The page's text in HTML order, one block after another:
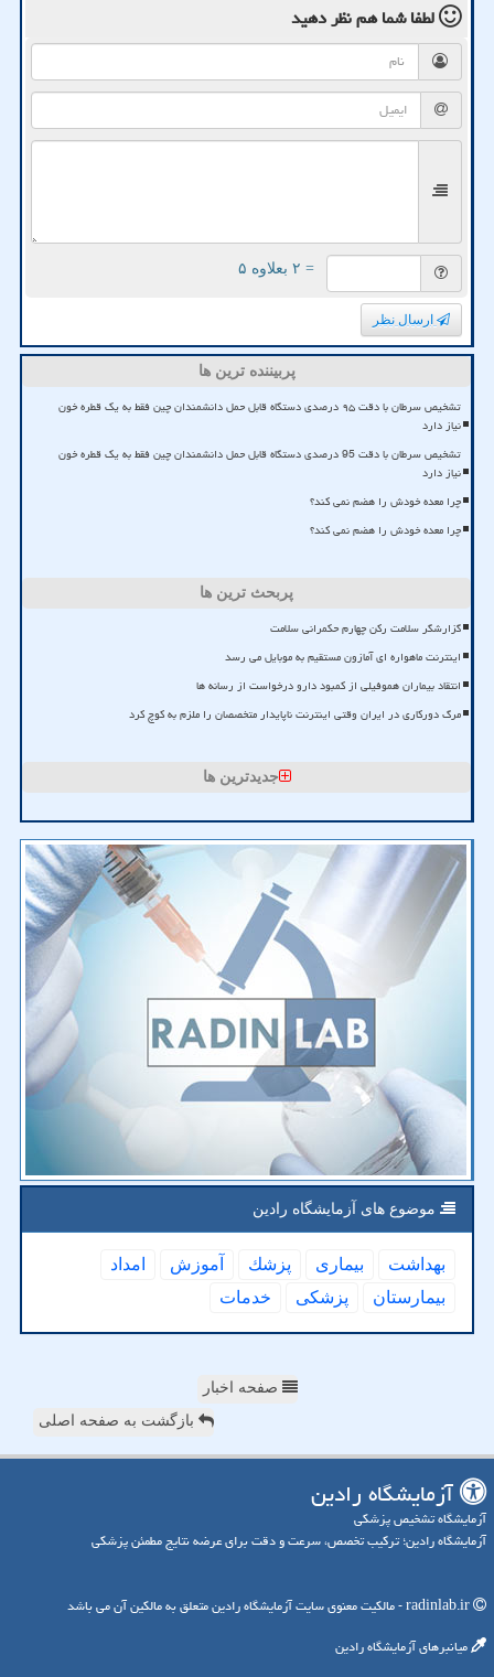
لطفا شما همنظر دهید
= ۲ بعلاوه ۵
ارسال نظر
پربیننده ترین ها
تشخیص سرطان با دقت ۹۵ درصدی دستگاه قابل حمل دانشمندان چین فقط به یک قطره خون
نیاز دارد
تشخیص سرطان با دقت 95 درصدی دستگاه قابل حمل دانشمندان چین فقط به یک قطره خون
نیاز دارد
چرا معده خودش را هضم نمی کند؟
چرا معده خودش را هضم نمی کند؟
پربحث ترین ها
گزارشگر سلامت رکن چهارم حکمرانی سلامت
اینترنت ماهواره ای آمازون مستقیم به موبایل می رسد
انتقاد بیماران هموفیلی از کمبود دارو درخواست از رسانه ها
مرگ دورکاری در ایران وقتی اینترنت ناپایدار متخصصان را ملزم به کوچ کرد
جدیدترین ها
موضوع های آزمایشگاه رادین
بهداشت بیماری پزشك آموزش
امداد
بیمارستان
پزشكی خدمات
صفحه اخبار
بازگشت به صفحه اصلی
آزمایشگاه رادین
آزمایشگاه تشخیص پزشکی
آزمایشگاه رادین؛ ترکیب تخصص، سرعت و دقت برای عرضه نتایج مطمئن پزشکی
میانبرهای آزمایشگاه رادین